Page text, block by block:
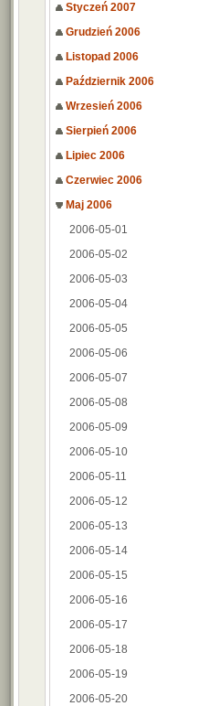
Styczeń 2007
Grudzień 2006
Listopad 2006
Październik 2006
Wrzesień 2006
Sierpień 2006
Lipiec 2006
Czerwiec 2006
Maj 2006
2006-05-01
2006-05-02
2006-05-03
2006-05-04
2006-05-05
2006-05-06
2006-05-07
2006-05-08
2006-05-09
2006-05-10
2006-05-11
2006-05-12
2006-05-13
2006-05-14
2006-05-15
2006-05-16
2006-05-17
2006-05-18
2006-05-19
2006-05-20